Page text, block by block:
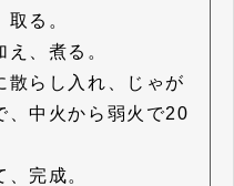
る。
、煮る。
散らし入れ、じゃが
、中火から弱火で20
完成。